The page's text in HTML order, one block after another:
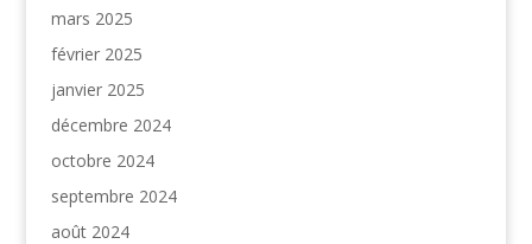
mars 2025
février 2025
janvier 2025
décembre 2024
octobre 2024
septembre 2024
août 2024